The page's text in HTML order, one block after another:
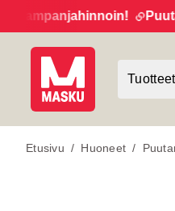
Tuotteet
Etusivu / Huoneet /